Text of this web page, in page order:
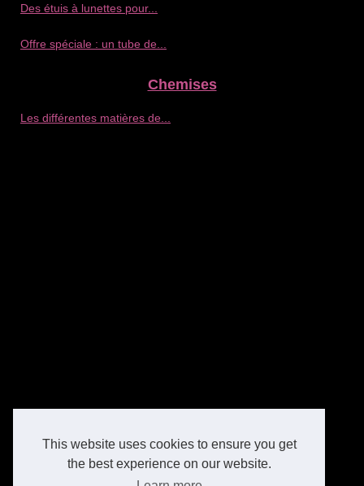
This website uses cookies to ensure you get
the best experience on our website.
Des étuis à lunettes pour...
Offre spéciale : un tube de...
Chemises
Les différentes matières de...